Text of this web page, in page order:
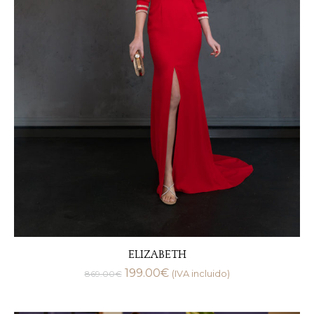
ELIZABETH
869.00€ 199.00€ (IVA incluido)